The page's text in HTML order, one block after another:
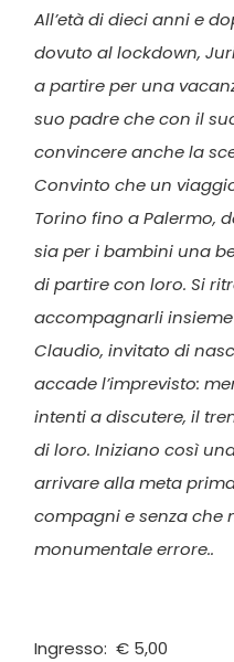
All’età di dieci anni e
dovuto al lockdown,
a partire per una
suo padre che con il
convincere anche la
Convinto che un
Torino fino a Palermo,
sia per i bambini una
di partire con loro. Si
accompagnarli
Claudio, invitato di
accade l’imprevisto:
intenti a discutere, il
di loro. Iniziano così
arrivare alla meta
compagni e senza che
monumentale errore..
Ingresso: € 5,00